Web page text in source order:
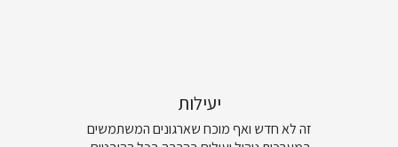
יעילות
זה לא חדש ואף מוכח שארגונים המשתמשים